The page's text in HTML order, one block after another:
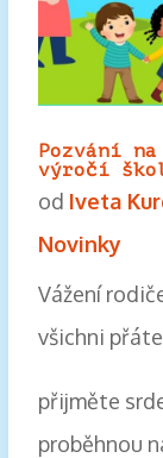
Pozvání
výročí
od Iveta
Novinky
Vážení
všichni
přijměte
proběhnou